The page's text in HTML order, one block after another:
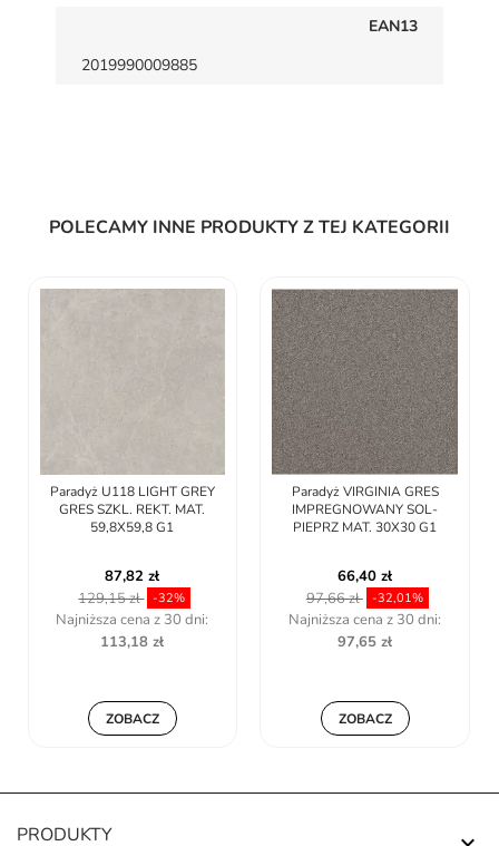
EAN13
2019990009885
POLECAMY INNE PRODUKTY Z TEJ KATEGORII
Paradyż VIRGINIA GRES
IMPREGNOWANY SOL-
PIEPRZ MAT. 30X30 G1
66,40 zł
97,66 zł
-32,01%
Najniższa cena z 30 dni:
97,65 zł
ZOBACZ
Paradyż My Way WARM
WIND GOLD GRES SZKL.
REKT. MAT 119,8X119,8 G1
226,66 zł
333,33 zł
-32%
Najniższa cena z 30 dni:
608,04 zł
PRODUKTY